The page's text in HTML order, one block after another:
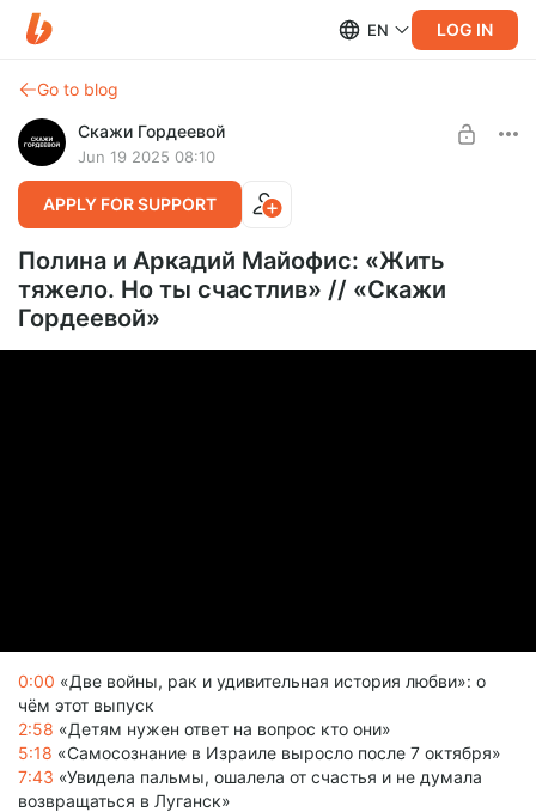
EN LOG IN
Go to blog
Скажи Гордеевой
Jun 19 2025 08:10
APPLY FOR SUPPORT
Полина и Аркадий Майофис: «Жить
тяжело. Но ты счастлив» // «Скажи
Гордеевой»
0:00 «Две войны, рак и удивительная история любви»: о
чём этот выпуск
2:58 «Детям нужен ответ на вопрос кто они»
5:18 «Самосознание в Израиле выросло после 7 октября»
7:43 «Увидела пальмы, ошалела от счастья и не думала
возвращаться в Луганск»